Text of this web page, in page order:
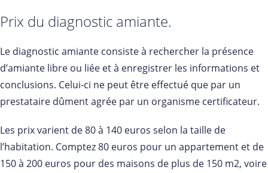
Prix du diagnostic amiante.
Le diagnostic amiante consiste à rechercher la présence
d’amiante libre ou liée et à enregistrer les informations et
conclusions. Celui-ci ne peut être effectué que par un
prestataire dûment agrée par un organisme certificateur.
Les prix varient de 80 à 140 euros selon la taille de
l’habitation. Comptez 80 euros pour un appartement et de
150 à 200 euros pour des maisons de plus de 150 m2, voire